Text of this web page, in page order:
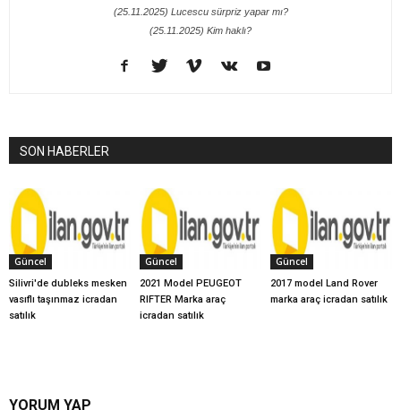
(25.11.2025) Lucescu sürpriz yapar mı?
(25.11.2025) Kim haklı?
SON HABERLER
Güncel
Silivri'de dubleks mesken
vasıflı taşınmaz icradan
satılık
Güncel
2021 Model PEUGEOT
RIFTER Marka araç
icradan satılık
Güncel
2017 model Land Rover
marka araç icradan satılık
YORUM YAP